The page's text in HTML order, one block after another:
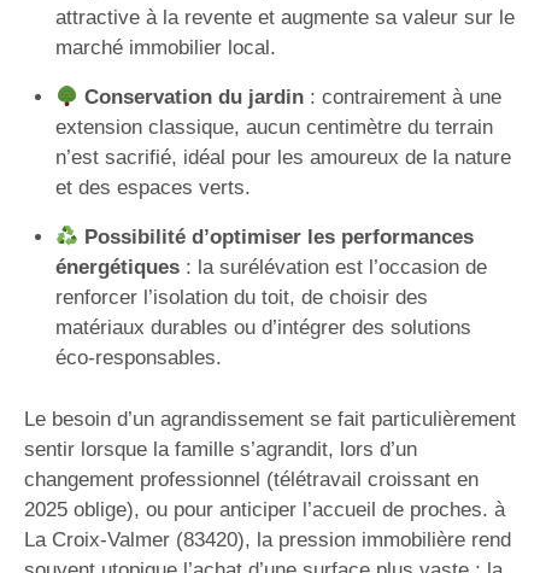
attractive à la revente et augmente sa valeur sur le
marché immobilier local.
Conservation du jardin: contrairement à une
extension classique, aucun centimètre du terrain
n’est sacrifié, idéal pour les amoureux de la nature
et des espaces verts.
Possibilité d’optimiser les performances
énergétiques: la surélévation est l’occasion de
renforcer l’isolation du toit, de choisir des
matériaux durables ou d’intégrer des solutions
éco-responsables.
Le besoin d’un agrandissement se fait particulièrement
sentir lorsque la famille s’agrandit, lors d’un
changement professionnel (télétravail croissant en
2025 oblige), ou pour anticiper l’accueil de proches. à
La Croix-Valmer (83420), la pression immobilière rend